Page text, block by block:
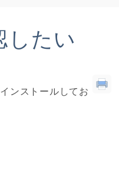
したい
ンストールしてお